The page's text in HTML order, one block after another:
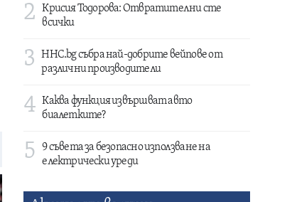
2
Крисия Тодорова: Отвратителни сте
всички
3
HHC.bg събра най-добрите вейпове от
различни производители
4 Каква функция извършват авто
биалетките?
5
9 съвета за безопасно използване на
електрически уреди